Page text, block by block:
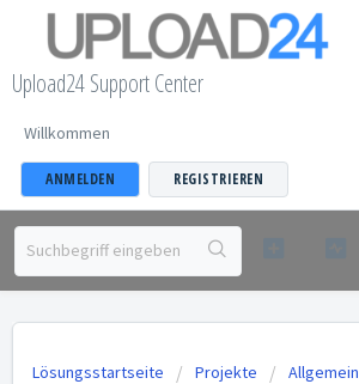
Upload24 Support Center
Willkommen
ANMELDEN REGISTRIEREN
Lösungsstartseite Projekte Allgemein